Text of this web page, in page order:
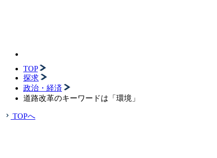
TOP
探求
政治・経済
道路改革のキーワードは「環境」
TOPへ